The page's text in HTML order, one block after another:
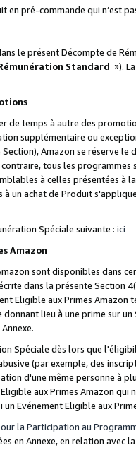
en pré-commande qui n’est
le présent Décompte de
Standard »).
de temps à autre des
supplémentaire ou
Amazon se réserve
tous les
à celles présentées à
un achat de Produit
Spéciale suivante : ici
Amazon
sont disponibles dans
dans la présente Section
Eligible aux Primes Amazon
lieu à une prime sur
Spéciale dès lors que
(par exemple, des
d'une même personne à
aux Primes Amazon qui
un Evénement Eligible aux
la Participation au
en Annexe, en relation avec